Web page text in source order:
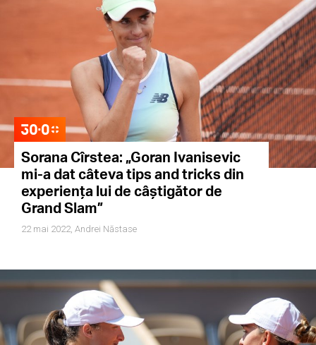
Sorana Cîrstea: „Goran Ivanisevic
mi-a dat câteva tips and tricks din
experiența lui de câștigător de
Grand Slam”
22 mai 2022, Andrei Năstase